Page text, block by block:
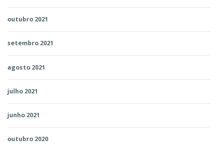
outubro 2021
setembro 2021
agosto 2021
julho 2021
junho 2021
outubro 2020